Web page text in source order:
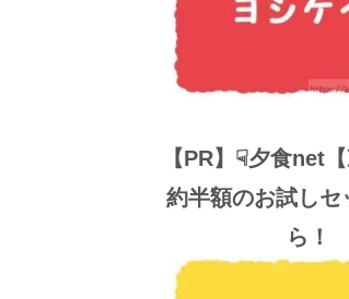
【PR】☟夕食net【
約半額のお試しセ
ら！